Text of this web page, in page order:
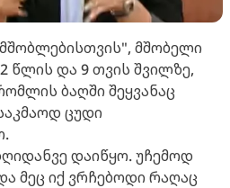
მშობლებისთვის", მშობელი
წლის და 9 თვის შვილზე,
ბაღში შეყვანაც
ცუდი
დაიწყო. უჩემოდ
მეც იქ ვრჩებოდი რაღაც